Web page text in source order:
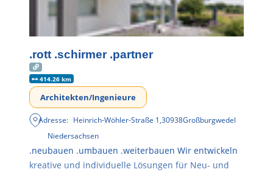
.rott .schirmer .partner
414.26 km
Architekten/Ingenieure
Adresse: Heinrich-Wöhler-Straße 1,30938Großburgwedel
Niedersachsen
.neubauen .umbauen .weiterbauen Wir entwickeln
kreative und individuelle Lösungen für Neu- und